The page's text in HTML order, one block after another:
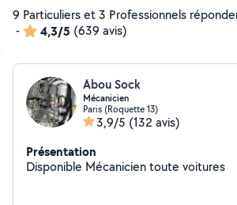
9 Particuliers et 3 Professionnels
-
4,3/5 (639 avis)
Abou Sock
Mécanicien
Paris (Roquette 13)
3,9/5 (132 avis)
Présentation
Disponible Mécanicien toute voitures